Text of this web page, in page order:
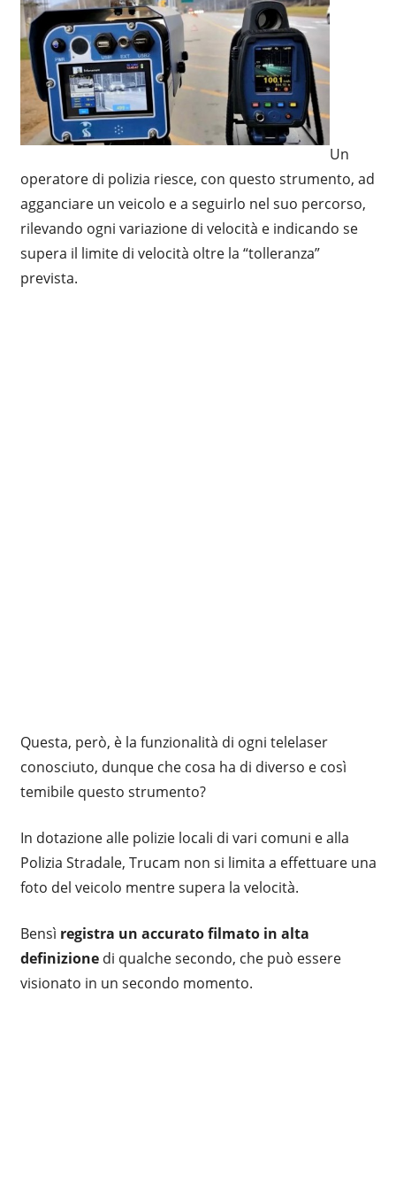
Un
operatore di polizia riesce, con questo strumento, ad
agganciare un veicolo e a seguirlo nel suo percorso,
rilevando ogni variazione di velocità e indicando se
supera il limite di velocità oltre la “tolleranza”
prevista.
Questa, però, è la funzionalità di ogni telelaser
conosciuto, dunque che cosa ha di diverso e così
temibile questo strumento?
In dotazione alle polizie locali di vari comuni e alla
Polizia Stradale, Trucam non si limita a effettuare una
foto del veicolo mentre supera la velocità.
Bensì registra un accurato filmato in alta
definizionedi qualche secondo, che può essere
visionato in un secondo momento.